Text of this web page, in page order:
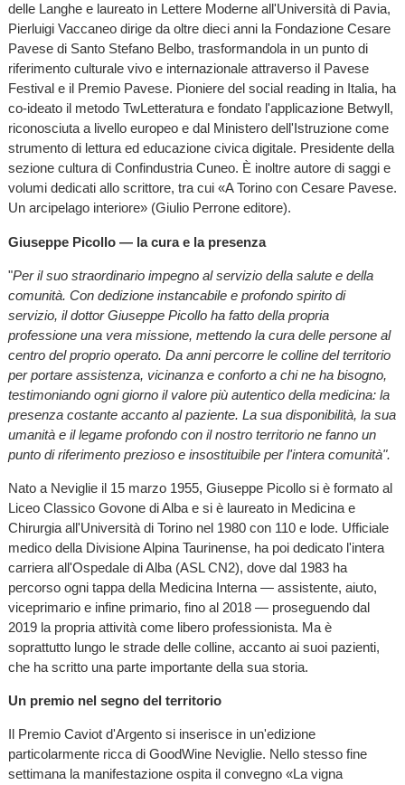
delle Langhe e laureato in Lettere Moderne all'Università di Pavia,
Pierluigi Vaccaneo dirige da oltre dieci anni la Fondazione Cesare
Pavese di Santo Stefano Belbo, trasformandola in un punto di
riferimento culturale vivo e internazionale attraverso il Pavese
Festival e il Premio Pavese. Pioniere del social reading in Italia, ha
co-ideato il metodo TwLetteratura e fondato l'applicazione Betwyll,
riconosciuta a livello europeo e dal Ministero dell'Istruzione come
strumento di lettura ed educazione civica digitale. Presidente della
sezione cultura di Confindustria Cuneo. È inoltre autore di saggi e
volumi dedicati allo scrittore, tra cui «A Torino con Cesare Pavese.
Un arcipelago interiore» (Giulio Perrone editore).
Giuseppe Picollo — la cura e la presenza
"Per il suo straordinario impegno al servizio della salute e della
comunità. Con dedizione instancabile e profondo spirito di
servizio, il dottor Giuseppe Picollo ha fatto della propria
professione una vera missione, mettendo la cura delle persone al
centro del proprio operato. Da anni percorre le colline del territorio
per portare assistenza, vicinanza e conforto a chi ne ha bisogno,
testimoniando ogni giorno il valore più autentico della medicina: la
presenza costante accanto al paziente. La sua disponibilità, la sua
umanità e il legame profondo con il nostro territorio ne fanno un
punto di riferimento prezioso e insostituibile per l'intera comunità".
Nato a Neviglie il 15 marzo 1955, Giuseppe Picollo si è formato al
Liceo Classico Govone di Alba e si è laureato in Medicina e
Chirurgia all'Università di Torino nel 1980 con 110 e lode. Ufficiale
medico della Divisione Alpina Taurinense, ha poi dedicato l'intera
carriera all'Ospedale di Alba (ASL CN2), dove dal 1983 ha
percorso ogni tappa della Medicina Interna — assistente, aiuto,
viceprimario e infine primario, fino al 2018 — proseguendo dal
2019 la propria attività come libero professionista. Ma è
soprattutto lungo le strade delle colline, accanto ai suoi pazienti,
che ha scritto una parte importante della sua storia.
Un premio nel segno del territorio
Il Premio Caviot d'Argento si inserisce in un'edizione
particolarmente ricca di GoodWine Neviglie. Nello stesso fine
settimana la manifestazione ospita il convegno «La vigna